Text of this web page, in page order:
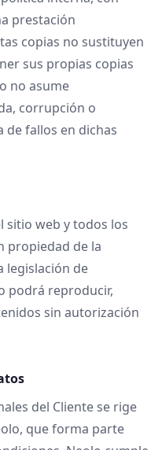
prestación
copias no sustituyen
sus propias copias
no asume
corrupción o
fallos en dichas
sitio web y todos los
propiedad de la
legislación de
podrá reproducir,
sin autorización
del Cliente se rige
que forma parte